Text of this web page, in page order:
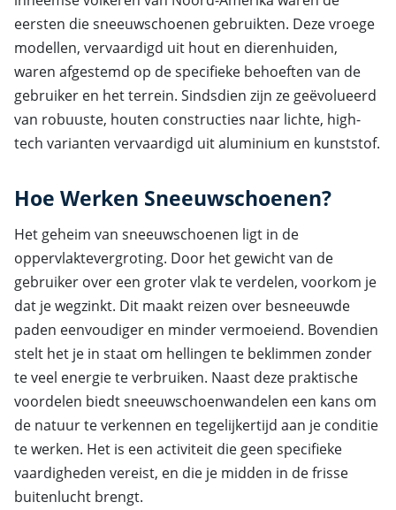
eersten die sneeuwschoenen gebruikten. Deze vroege
modellen, vervaardigd uit hout en dierenhuiden,
waren afgestemd op de specifieke behoeften van de
gebruiker en het terrein. Sindsdien zijn ze geëvolueerd
van robuuste, houten constructies naar lichte, high-
tech varianten vervaardigd uit aluminium en kunststof.
Hoe Werken Sneeuwschoenen?
Het geheim van sneeuwschoenen ligt in de
oppervlaktevergroting. Door het gewicht van de
gebruiker over een groter vlak te verdelen, voorkom je
dat je wegzinkt. Dit maakt reizen over besneeuwde
paden eenvoudiger en minder vermoeiend. Bovendien
stelt het je in staat om hellingen te beklimmen zonder
te veel energie te verbruiken. Naast deze praktische
voordelen biedt sneeuwschoenwandelen een kans om
de natuur te verkennen en tegelijkertijd aan je conditie
te werken. Het is een activiteit die geen specifieke
vaardigheden vereist, en die je midden in de frisse
buitenlucht brengt.